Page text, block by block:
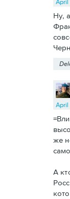
April
Ну,
April
же
А